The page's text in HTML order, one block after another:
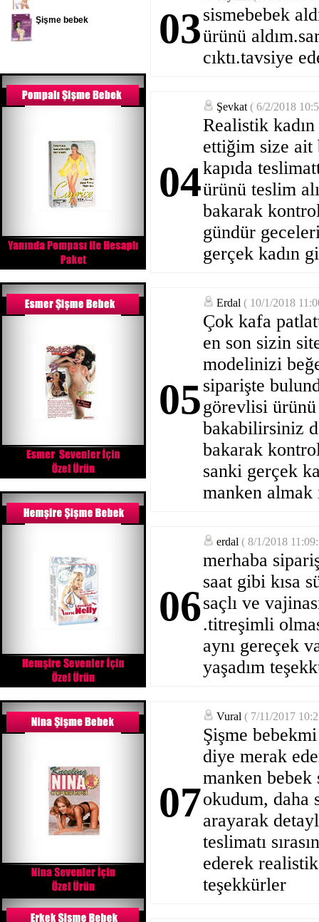
Şişme bebek 03sismebebek
ürünü
cıktı.tavsiye
04
Şevkat ( 6/2/2018
Realistik
ettiğim size ait
kapıda
ürünü teslim
bakarak
gündür
gerçek kadın
05
Erdal ( 10/1/2018
Çok kafa
en son sizin
modelinizi
siparişte
görevlisi ürünü
bakabilirsiniz
bakarak
sanki gerçek
manken
06
erdal ( 8/1/2018
merhaba
saat gibi kısa
saçlı ve
.titreşimli
aynı gereçek
yaşadım
07
Vural ( 7/11/2017
Şişme
diye merak
manken bebek
okudum, daha
arayarak
teslimatı
ederek
teşekkürler